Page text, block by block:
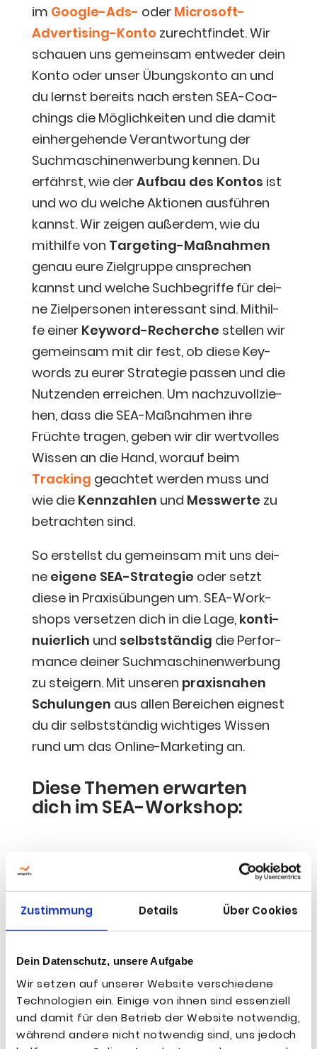
Zustimmung Details Über Cookies
Dein Datenschutz, unsere Aufgabe
Wir setzen auf unserer Website verschiedene
Technologien ein. Einige von ihnen sind essenziell
und damit für den Betrieb der Website notwendig,
während andere nicht notwendig sind, uns jedoch
im Goog­le-Ads- oder Micro­soft-
Adver­ti­sing-Kon­to zurecht­fin­det. Wir
schau­en uns gemein­sam ent­we­der dein
Kon­to oder unser Übungs­kon­to an und
du lernst bereits nach ers­ten SEA-Coa­
chings die Mög­lich­kei­ten und die damit
ein­her­ge­hen­de Ver­ant­wor­tung der
Such­ma­schi­nen­wer­bung ken­nen. Du
erfährst, wie derAuf­bau des Kon­tos ist
und wo du wel­che Aktio­nen aus­füh­ren
kannst. Wir zei­gen außer­dem, wie du
mit­hil­fe von Tar­ge­ting-Maß­nah­men
genau eure Ziel­grup­pe anspre­chen
kannst und wel­che Such­be­grif­fe für dei­
ne Ziel­per­so­nen inter­es­sant sind. Mit­hil­
fe einer Key­word-Recher­che stel­len wir
gemein­sam mit dir fest, ob die­se Key­
words zu eurer Stra­te­gie pas­sen und die
Nut­zen­den errei­chen. Um nach­zu­voll­zie­
hen, dass die SEA-Maß­nah­men ihre
Früch­te tra­gen, geben wir dir wert­vol­les
Wis­sen an die Hand, wor­auf beim
Track­ing geach­tet wer­den muss und
wie die Kenn­zah­len und Mess­wer­te zu
betrach­ten sind.
So erstellst du gemein­sam mit uns dei­
ne eige­ne SEA-Stra­te­gie oder setzt
die­se in Pra­xis­übun­gen um. SEA-Work­
shops ver­set­zen dich in die Lage, kon­ti­
nu­ier­lich und selbst­stän­dig die Per­for­
mance dei­ner Such­ma­schi­nen­wer­bung
zu stei­gern. Mit unse­ren pra­xis­na­hen
Schu­lun­gen aus allen Berei­chen eig­nest
du dir selbst­stän­dig wich­ti­ges Wis­sen
rund um das Online-Mar­ke­ting an.
Die­se The­men erwar­ten
dich im SEA-Workshop:

Ein­füh­rung in die Goog­le-Suche
und Suchnetzwerkpartner
lungs-Dash­board, Zugrif­fe etc.)
 Auf­bau Goog­le-Ads-Kon­to (MCC,
Kon­to, Kam­pa­gnen, Anzei­gen­grup­